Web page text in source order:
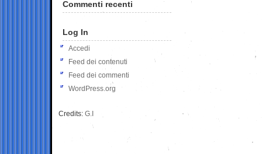
Commenti recenti
Log In
Accedi
Feed dei contenuti
Feed dei commenti
WordPress.org
Credits: G.I